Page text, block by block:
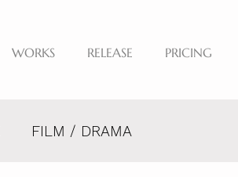
WORKS RELEASE PRICING
FILM / DRAMA